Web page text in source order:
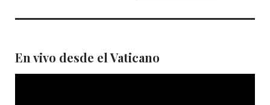
En vivo desde el Vaticano